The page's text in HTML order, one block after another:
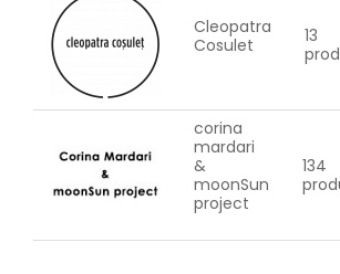
Cleopatra
Cosulet
13
corina
mardari
&
moonSun
project
134